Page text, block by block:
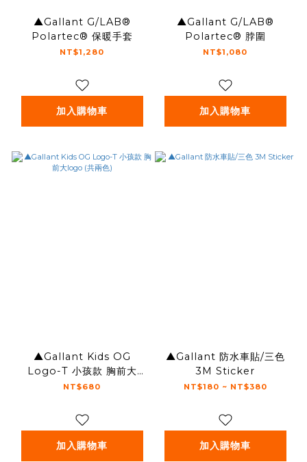
▲Gallant G/LAB®
Polartec® 保暖手套
NT$1,280
加入購物車
▲Gallant G/LAB®
Polartec® 脖圍
NT$1,080
加入購物車
▲Gallant Kids OG
Logo-T 小孩款 胸前大
logo (共兩色)
NT$680
加入購物車
▲Gallant 防水車貼/三色
3M Sticker
NT$180 ~ NT$380
加入購物車